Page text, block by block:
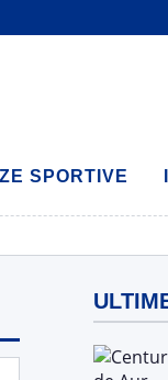
SPORTIVE